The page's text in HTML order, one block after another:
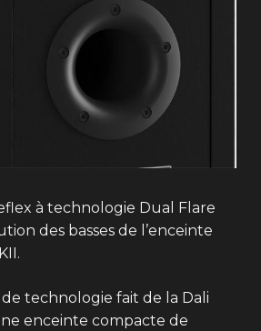
à technologie Dual Flare
des basses de l’enceinte
technologie fait de la Dali
enceinte compacte de